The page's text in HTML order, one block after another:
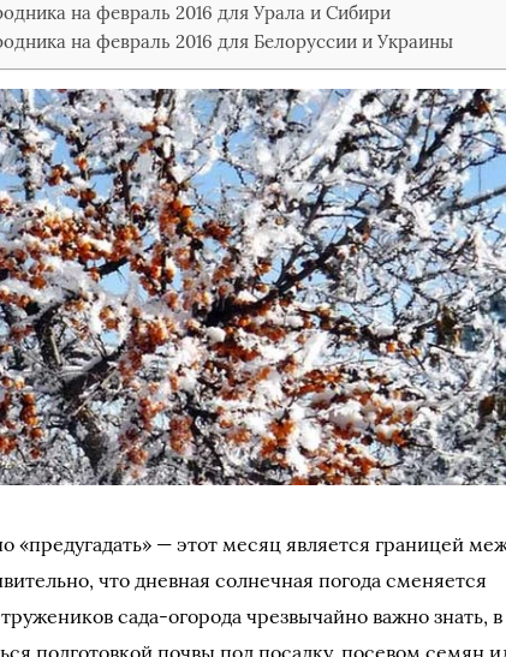
на февраль 2016 для Урала и Сибири
на февраль 2016 для Белоруссии и Украины
«предугадать» — этот месяц является границей
что дневная солнечная погода сменяется
сада-огорода чрезвычайно важно знать, в
подготовкой почвы под посадку, посевом семян